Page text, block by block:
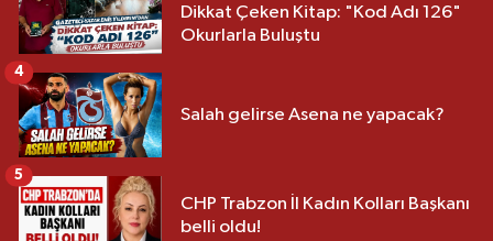
Dikkat Çeken Kitap: "Kod Adı 126"
Okurlarla Buluştu
Salah gelirse Asena ne yapacak?
4
CHP Trabzon İl Kadın Kolları Başkanı
belli oldu!
5